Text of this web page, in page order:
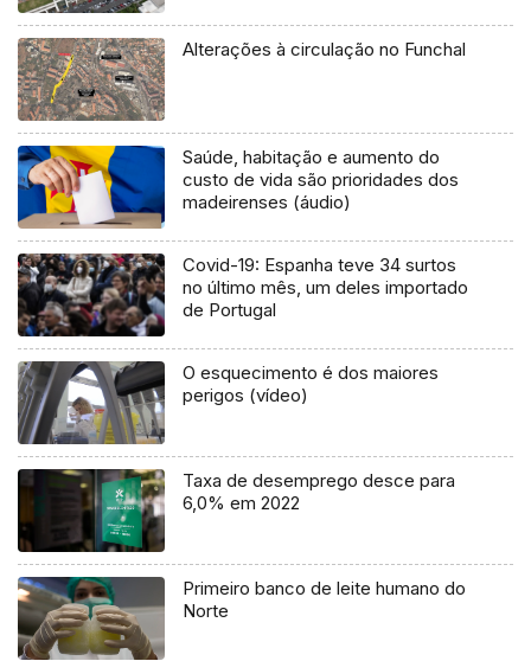
Alterações à circulação no Funchal
Saúde, habitação e aumento do
custo de vida são prioridades dos
madeirenses (áudio)
Covid-19: Espanha teve 34 surtos
no último mês, um deles importado
de Portugal
O esquecimento é dos maiores
perigos (vídeo)
Taxa de desemprego desce para
6,0% em 2022
Primeiro banco de leite humano do
Norte